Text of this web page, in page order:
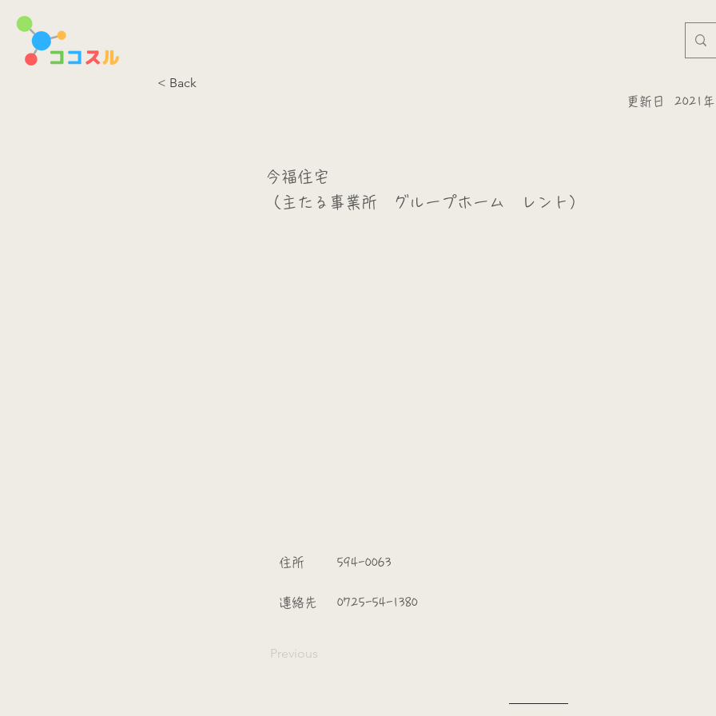
< Back
更新日 2021
今福住宅
（主たる事業所 グループホーム レント）
​​住所 594-0063
​連絡先 0725-54-1380
Previous